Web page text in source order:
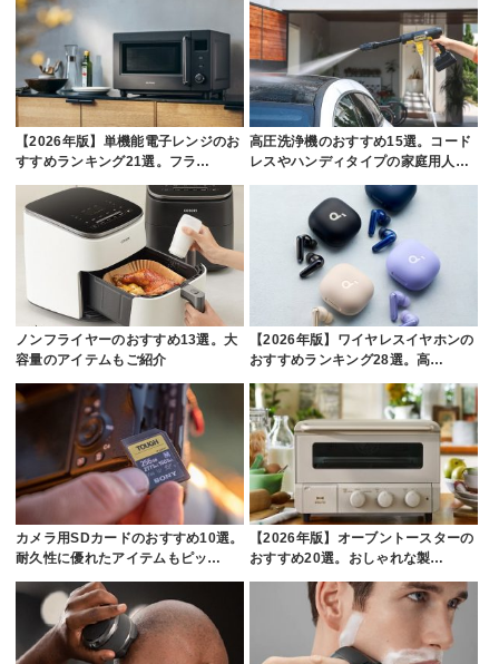
【2026年版】単機能電子レンジのお
すすめランキング21選。フラ…
高圧洗浄機のおすすめ15選。コード
レスやハンディタイプの家庭用人…
ノンフライヤーのおすすめ13選。大
容量のアイテムもご紹介
【2026年版】ワイヤレスイヤホンの
おすすめランキング28選。高…
カメラ用SDカードのおすすめ10選。
耐久性に優れたアイテムもピッ…
【2026年版】オーブントースターの
おすすめ20選。おしゃれな製…